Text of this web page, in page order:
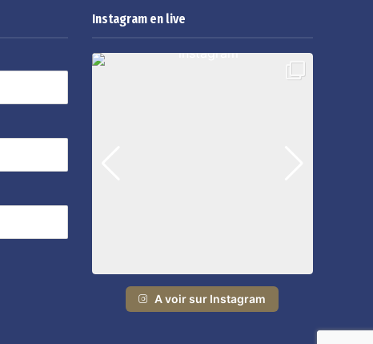
Instagram en live
A voir sur Instagram